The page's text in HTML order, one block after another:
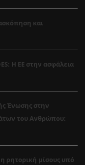
και
Η ΕΕ στην ασφάλεια
Ένωσης στην
του Ανθρώπου:
ρητορική μίσους υπό